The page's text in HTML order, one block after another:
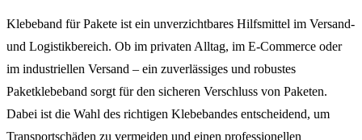
Klebeband für Pakete ist ein unverzichtbares Hilfsmittel im Versand-
und Logistikbereich. Ob im privaten Alltag, im E-Commerce oder
im industriellen Versand – ein zuverlässiges und robustes
Paketklebeband sorgt für den sicheren Verschluss von Paketen.
Dabei ist die Wahl des richtigen Klebebandes entscheidend, um
Transportschäden zu vermeiden und einen professionellen